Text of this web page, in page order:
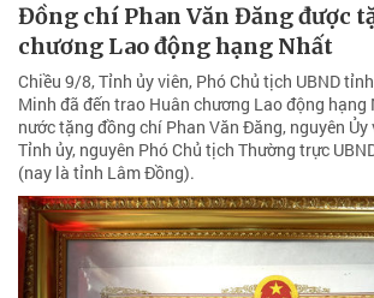
Đồng chí Phan Văn Đăng được
chương Lao động hạng Nhất
Chiều 9/8, Tỉnh ủy viên, Phó Chủ tịch UBND
Minh đã đến trao Huân chương Lao động hạng
nước tặng đồng chí Phan Văn Đăng, nguyên Ủy
Tỉnh ủy, nguyên Phó Chủ tịch Thường trực
(nay là tỉnh Lâm Đồng).